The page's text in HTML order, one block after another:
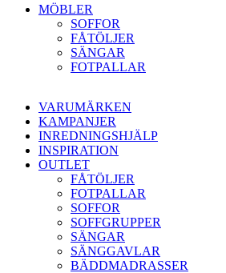
MÖBLER
SOFFOR
FÅTÖLJER
SÄNGAR
FOTPALLAR
VARUMÄRKEN
KAMPANJER
INREDNINGSHJÄLP
INSPIRATION
OUTLET
FÅTÖLJER
FOTPALLAR
SOFFOR
SOFFGRUPPER
SÄNGAR
SÄNGGAVLAR
BÄDDMADRASSER